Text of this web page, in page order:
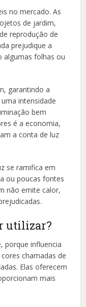
no mercado. As
de jardim,
reprodução de
prejudique a
algumas folhas ou
garantindo a
intensidade
bem
é a economia,
a conta de luz
se ramifica em
ou poucas fontes
não emite calor,
utilizar?
porque influencia
chamadas de
Elas oferecem
mais